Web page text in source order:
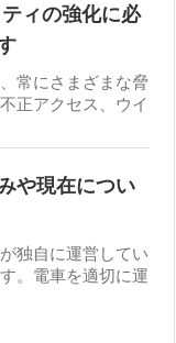
ィの強化に必
常にさまざまな脅
正アクセス、ウイ
や現在につい
独自に運営してい
。電車を適切に運